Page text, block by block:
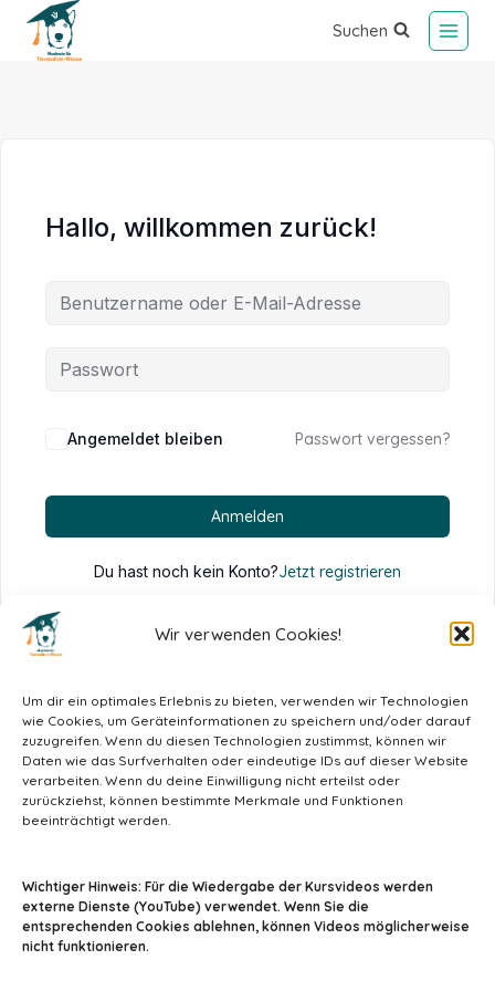
Wir verwenden Cookies!
Um dir ein optimales Erlebnis zu bieten, verwenden wir Technologien
wie Cookies, um Geräteinformationen zu speichern und/oder darauf
zuzugreifen. Wenn du diesen Technologien zustimmst, können wir
Daten wie das Surfverhalten oder eindeutige IDs auf dieser Website
verarbeiten. Wenn du deine Einwilligung nicht erteilst oder
zurückziehst, können bestimmte Merkmale und Funktionen
beeinträchtigt werden.
Wichtiger Hinweis: Für die Wiedergabe der Kursvideos werden
externe Dienste (YouTube) verwendet. Wenn Sie die
entsprechenden Cookies ablehnen, können Videos möglicherweise
nicht funktionieren.
Suchen
Hallo, willkommen zurück!
Alternative:
Angemeldet bleiben Passwort vergessen?
Anmelden
Du hast noch kein Konto?Jetzt registrieren
info@tiermedizin-wissen.de